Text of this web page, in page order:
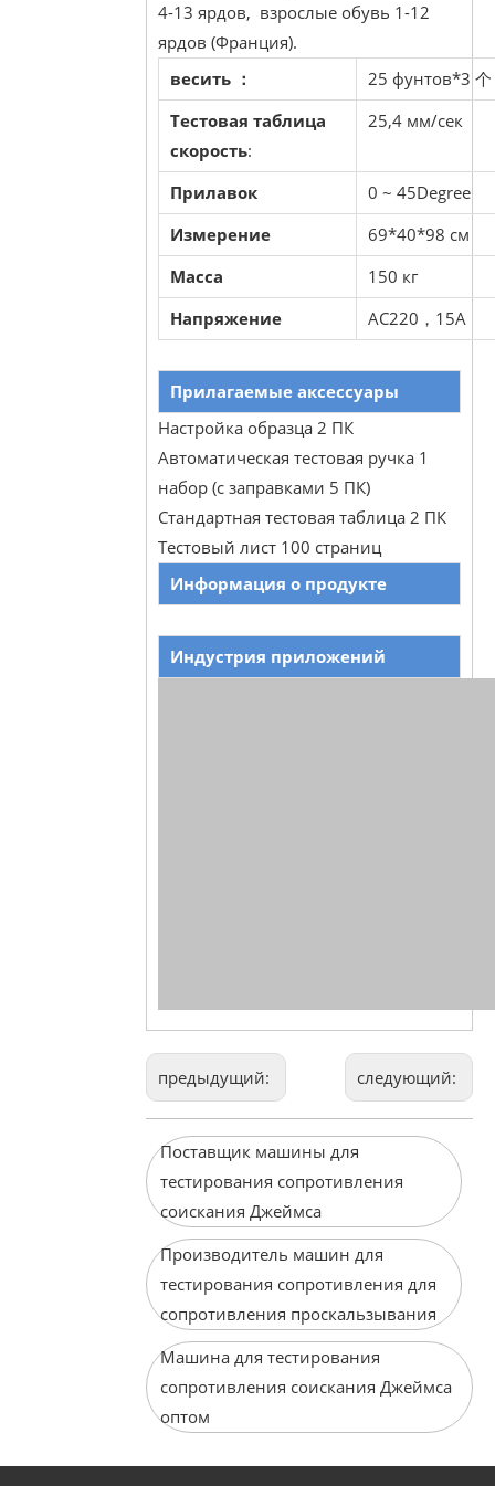
4-13 ярдов, взрослые обувь 1-12
ярдов (Франция).
весить ：
25 фунтов*3 个
Тестовая таблица
скорость:
25,4 мм/сек
Прилавок
0 ~ 45Degree
Измерение
69*40*98 см
Масса
150 кг
Напряжение
AC220，15A
Прилагаемые аксессуары
Настройка образца 2 ПК
Автоматическая тестовая ручка 1
набор (с заправками 5 ПК)
Стандартная тестовая таблица 2 ПК
Тестовый лист 100 страниц
Информация о продукте
Индустрия приложений
предыдущий: следующий:
Поставщик машины для
тестирования сопротивления
соискания Джеймса
Производитель машин для
тестирования сопротивления для
сопротивления проскальзывания
Машина для тестирования
сопротивления соискания Джеймса
оптом